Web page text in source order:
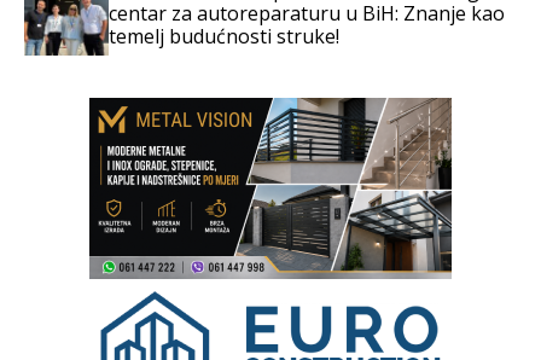
centar za autoreparaturu u BiH: Znanje kao
temelj budućnosti struke!